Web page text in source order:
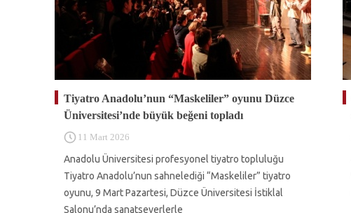
Tiyatro Anadolu’nun “Maskeliler” oyunu Düzce
Üniversitesi’nde büyük beğeni topladı
11 Mart 2026
Anadolu Üniversitesi profesyonel tiyatro topluluğu
Tiyatro Anadolu’nun sahnelediği “Maskeliler” tiyatro
oyunu, 9 Mart Pazartesi, Düzce Üniversitesi İstiklal
Salonu’nda sanatseverlerle